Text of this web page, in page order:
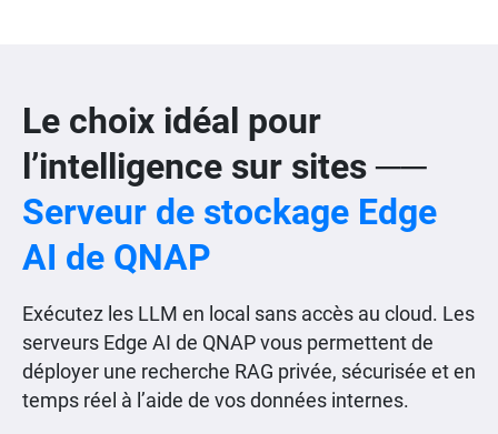
Le choix idéal pour
l’intelligence sur sites ──
Serveur de stockage Edge
AI de QNAP
Exécutez les LLM en local sans accès au cloud. Les
serveurs Edge AI de QNAP vous permettent de
déployer une recherche RAG privée, sécurisée et en
temps réel à l’aide de vos données internes.